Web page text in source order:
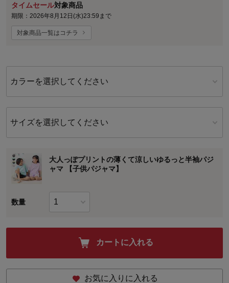
タイムセール対象商品
期限：2026年8月12日(水)23:59まで
対象商品一覧はコチラ
カラーを選択してください
サイズを選択してください
大人っぽプリントの薄くて涼しいゆるっと半袖パジ
ャマ 【子供パジャマ】
数量
カートに入れる
お気に入りに入れる